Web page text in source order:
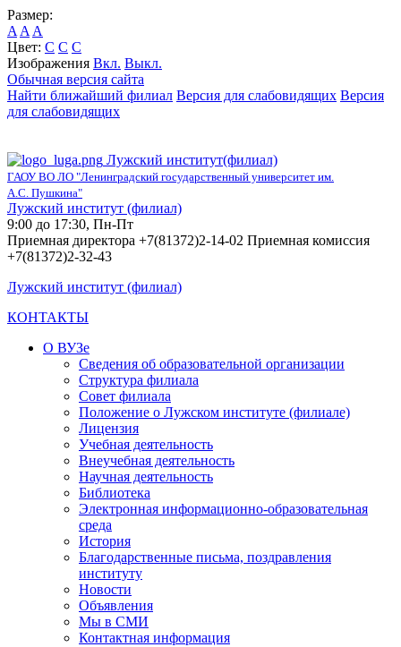
Размер:
A A A
Цвет: C C C
Изображения Вкл. Выкл.
Обычная версия сайта
Найти ближайший филиал Версия для слабовидящих Версия
для слабовидящих
Лужский институт(филиал)
ГАОУ ВО ЛО "Ленинградский государственный университет им.
А.С. Пушкина"
Лужский институт (филиал)
9:00 до 17:30, Пн-Пт
Приемная директора +7(81372)2-14-02 Приемная комиссия
+7(81372)2-32-43
Лужский институт (филиал)
КОНТАКТЫ
О ВУЗе
Сведения об образовательной организации
Структура филиала
Совет филиала
Положение о Лужском институте (филиале)
Лицензия
Учебная деятельность
Внеучебная деятельность
Научная деятельность
Библиотека
Электронная информационно-образовательная
среда
История
Благодарственные письма, поздравления
институту
Новости
Объявления
Мы в СМИ
Контактная информация